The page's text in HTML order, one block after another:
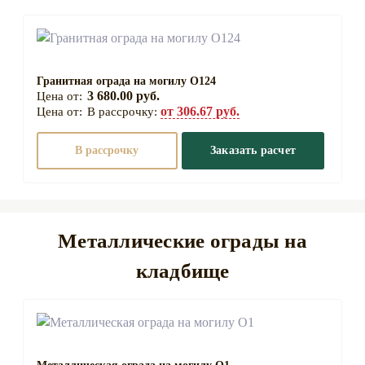
Подсыпка песком, 1 м3
Установка памятников:
Установка одиночного памятника на
могилу (комплект: стела толщиной 5 см,
тумба, цветник)
Установка двойного памятника на
могилу (комплект: стела толщиной 5 см,
Гранитная ограда на могилу О124
3 680.00 руб.
В рассрочку: от 306.67 руб.
В рассрочку Заказать расчет
Металлические ограды на
кладбище